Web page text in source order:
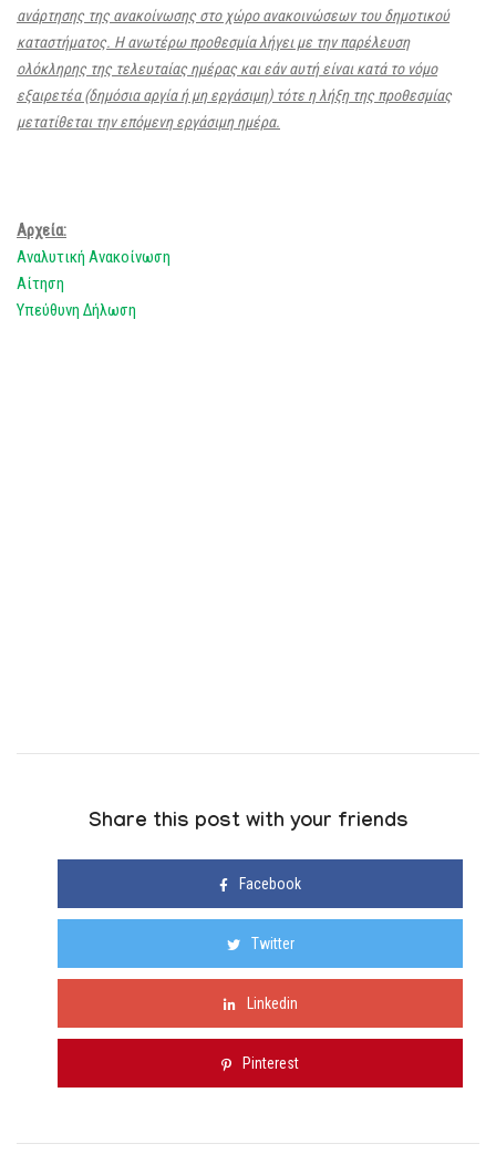
ανάρτησης της ανακοίνωσης στο χώρο ανακοινώσεων του δημοτικού
καταστήματος. Η ανωτέρω προθεσμία λήγει με την παρέλευση
ολόκληρης της τελευταίας ημέρας και εάν αυτή είναι κατά το νόμο
εξαιρετέα (δημόσια αργία ή μη εργάσιμη) τότε η λήξη της προθεσμίας
μετατίθεται την επόμενη εργάσιμη ημέρα.
Αρχεία:
Αναλυτική Ανακοίνωση
Αίτηση
Υπεύθυνη Δήλωση
Share this post with your friends
Facebook
Twitter
Linkedin
Pinterest